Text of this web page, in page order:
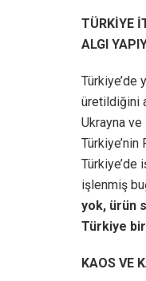
TÜRKİYE
ALGI
Türkiye’de
üretildiğini
Ukrayna ve
Türkiye’nin
Türkiye’de
işlenmiş
yok, ürün
Türkiye
KAOS VE